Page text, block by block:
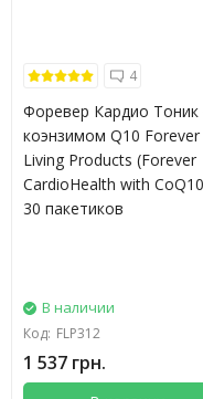
4
Форевер Кардио Тоник
коэнзимом Q10 Forever
Living Products (Forever
CardioHealth with
30 пакетиков
В наличии
Код: FLP312
1 537 грн.